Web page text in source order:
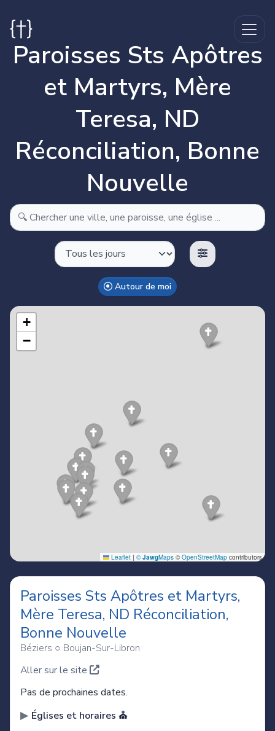
Paroisses Sts Apôtres
et Martyrs, Mère
Teresa, ND
Réconciliation, Bonne
Nouvelle
Autour de moi
Make this Notebook Trusted to load map: File -> Trust
Paroisses Sts Apôtres et Martyrs,
Mère Teresa, ND Réconciliation,
Bonne Nouvelle
Béziers ○ Boujan-Sur-Libron
Aller sur le site
Pas de prochaines dates.
Églises et horaires ⛪️